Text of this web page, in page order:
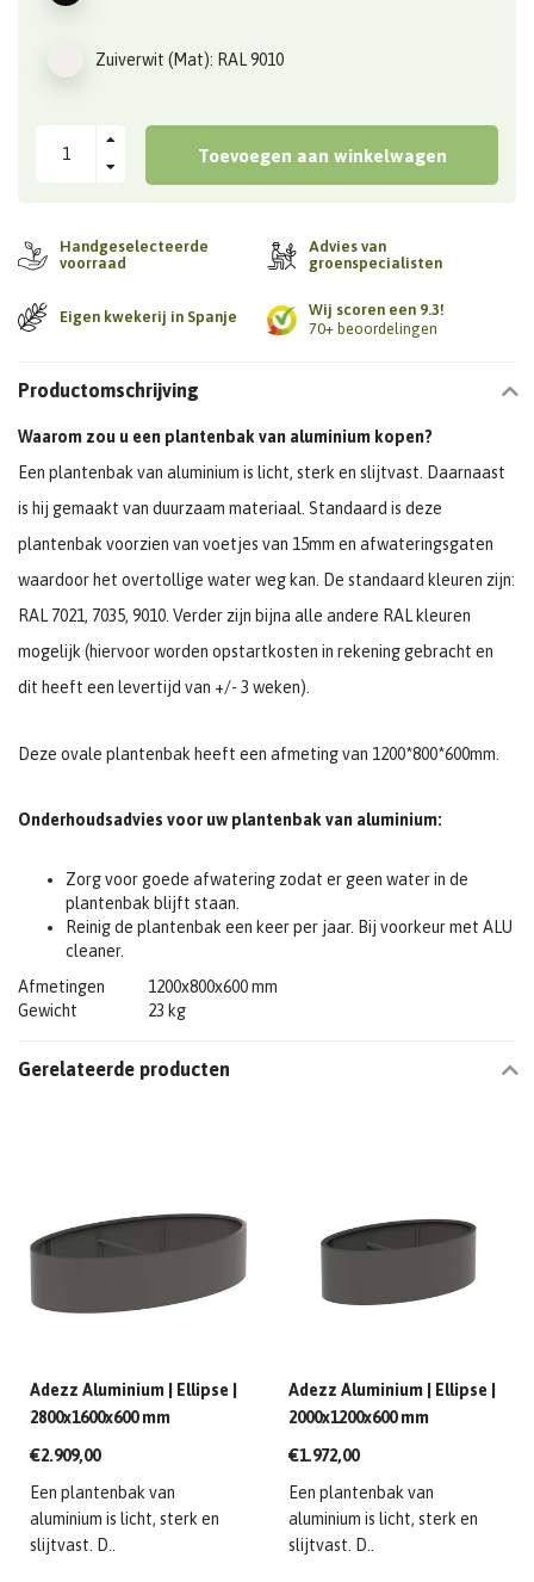
Zuiverwit (Mat): RAL 9010
Toevoegen aan winkelwagen
Handgeselecteerde
voorraad
Advies van
groenspecialisten
Eigen kwekerij in Spanje
Wij scoren een 9.3!
70+ beoordelingen
Productomschrijving
Waarom zou u een plantenbak van aluminium kopen?
Een plantenbak van aluminium is licht, sterk en slijtvast. Daarnaast
is hij gemaakt van duurzaam materiaal. Standaard is deze
plantenbak voorzien van voetjes van 15mm en afwateringsgaten
waardoor het overtollige water weg kan. De standaard kleuren zijn:
RAL 7021, 7035, 9010. Verder zijn bijna alle andere RAL kleuren
mogelijk (hiervoor worden opstartkosten in rekening gebracht en
dit heeft een levertijd van +/- 3 weken).
Deze ovale plantenbak heeft een afmeting van 1200*800*600mm.
Onderhoudsadvies voor uw plantenbak van aluminium:
Zorg voor goede afwatering zodat er geen water in de
plantenbak blijft staan.
Reinig de plantenbak een keer per jaar. Bij voorkeur met ALU
cleaner.
Afmetingen
1200x800x600 mm
Gewicht
23 kg
Gerelateerde producten
Adezz Aluminium | Ellipse |
2800x1600x600 mm
€2.909,00
Een plantenbak van
aluminium is licht, sterk en
slijtvast. D..
Adezz Aluminium | Ellipse |
2000x1200x600 mm
€1.972,00
Een plantenbak van
aluminium is licht, sterk en
slijtvast. D..